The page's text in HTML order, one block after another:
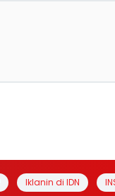
Iklanin di IDN